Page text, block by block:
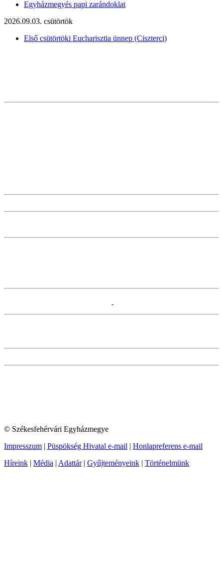
Egyházmegyés papi zarándoklat
2026.09.03. csütörtök
Első csütörtöki Eucharisztia ünnep (Ciszterci)
© Székesfehérvári Egyházmegye
Impresszum | Püspökség Hivatal e-mail | Honlapreferens e-mail
Híreink | Média | Adattár| Gyűjteményeink | Történelmünk